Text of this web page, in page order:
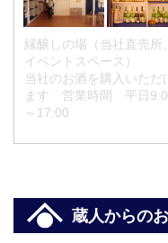
縁醸しの場（当社直売所、
イベントスペース）
当社のお酒を購入いただ
ます 営業時間 平日
～17:00
蔵人からの